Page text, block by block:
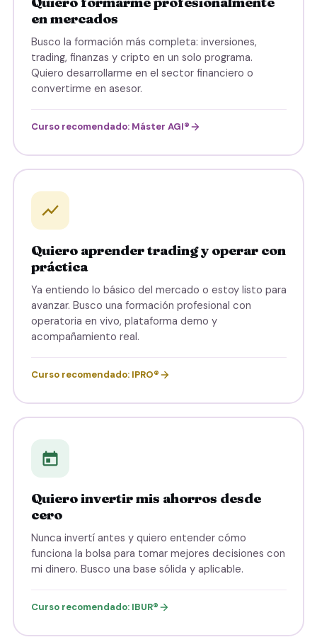
en mercados
Busco la formación más completa: inversiones,
trading, finanzas y cripto en un solo programa.
Quiero desarrollarme en el sector financiero o
convertirme en asesor.
Curso recomendado: Máster AGI®
Quiero aprender trading y operar con
práctica
Ya entiendo lo básico del mercado o estoy listo para
avanzar. Busco una formación profesional con
operatoria en vivo, plataforma demo y
acompañamiento real.
Curso recomendado: IPRO®
Quiero invertir mis ahorros desde
cero
Nunca invertí antes y quiero entender cómo
funciona la bolsa para tomar mejores decisiones con
mi dinero. Busco una base sólida y aplicable.
Curso recomendado: IBUR®